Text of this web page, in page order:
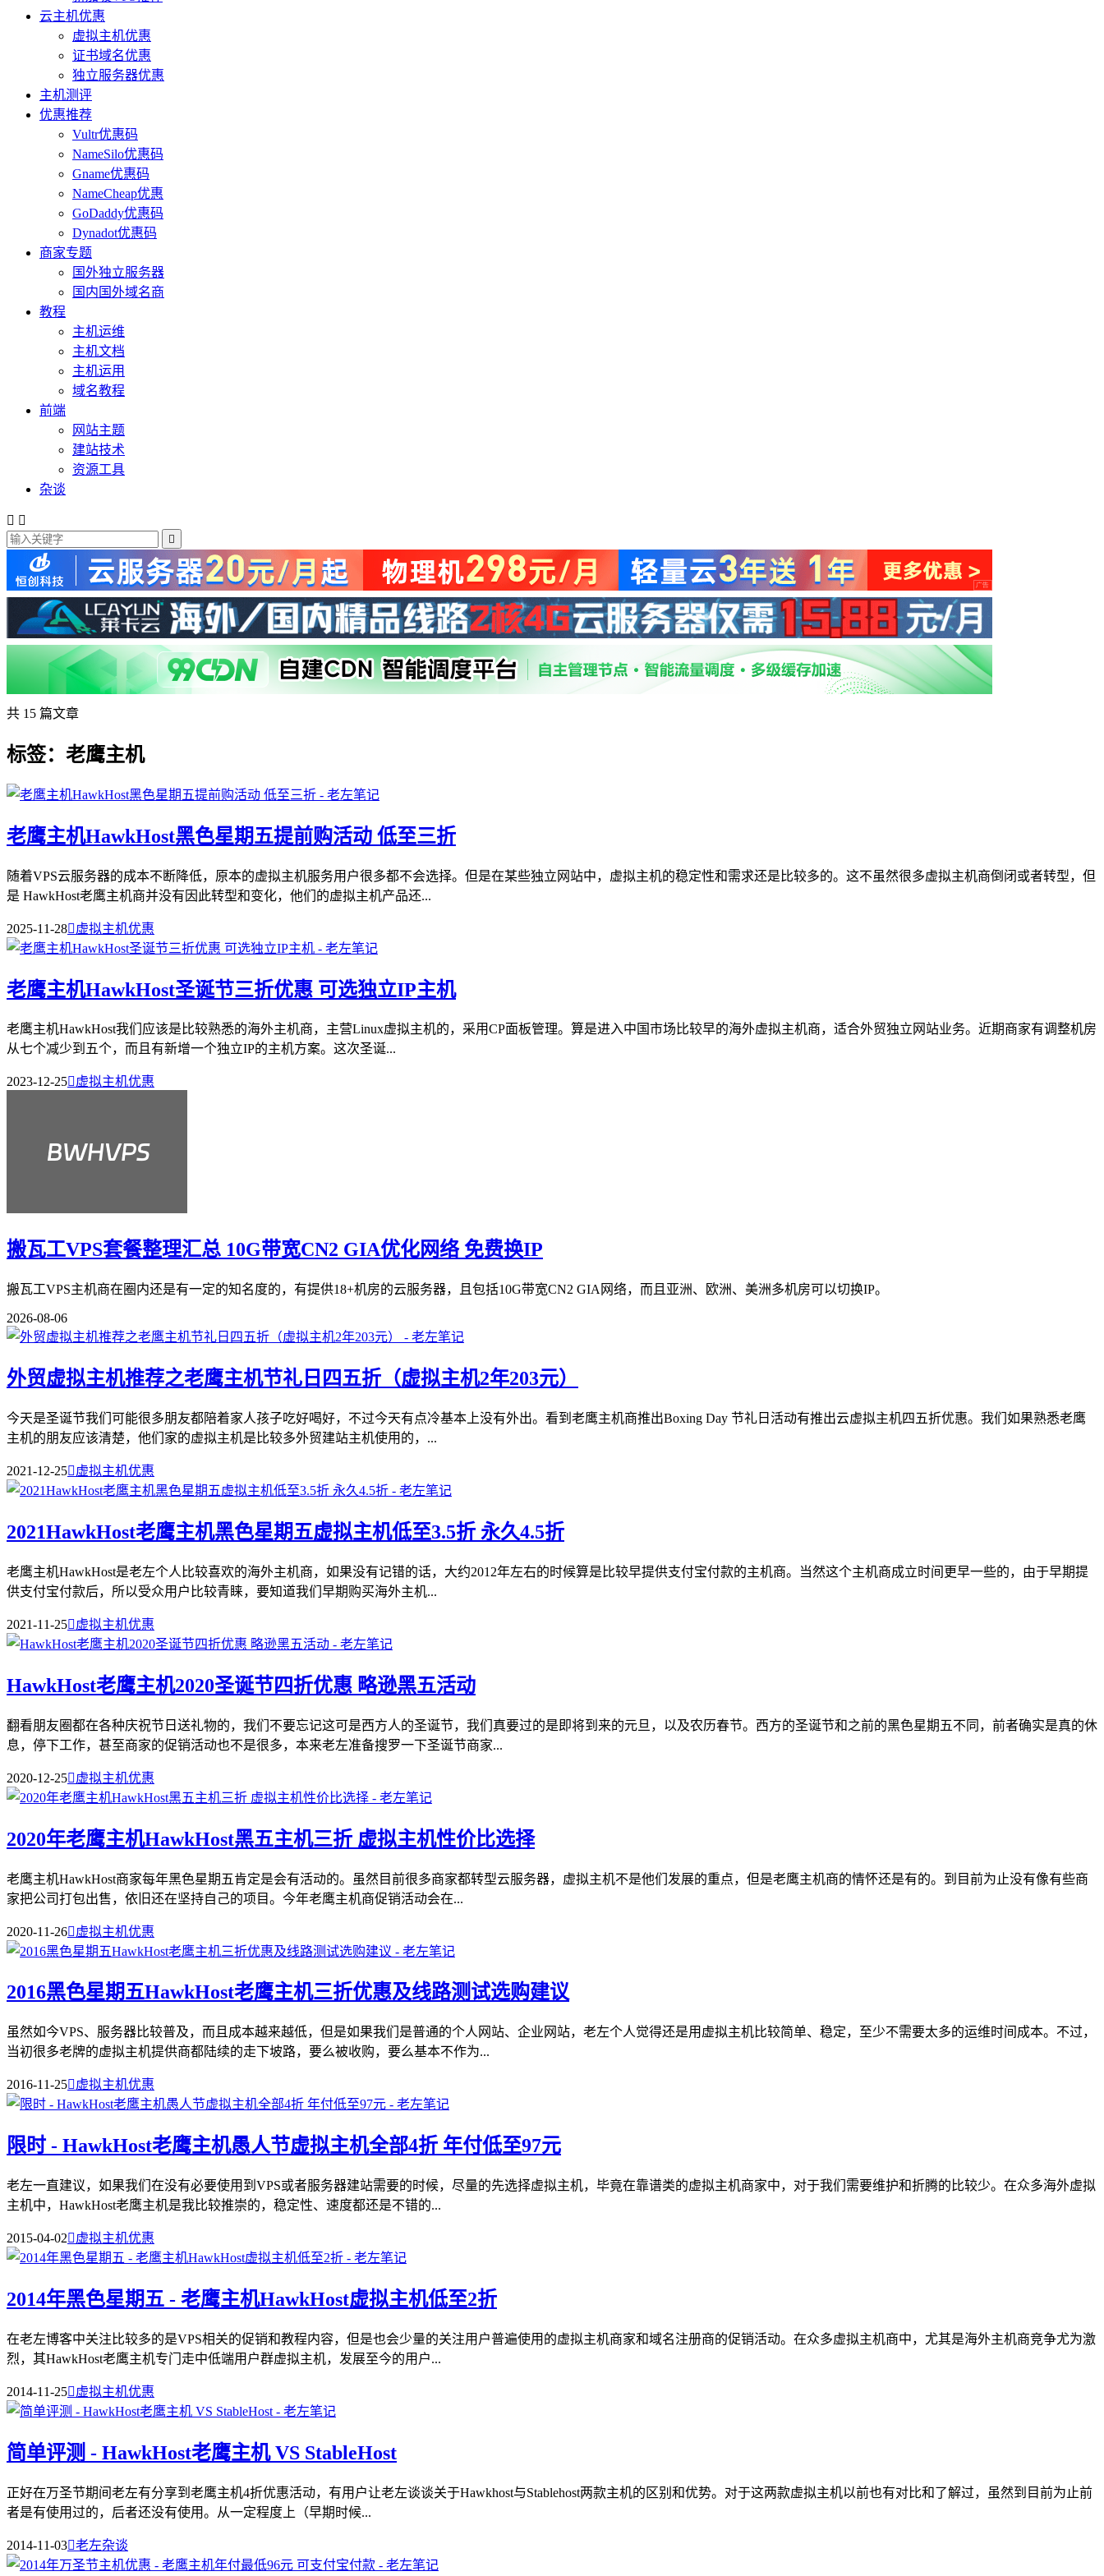
云主机优惠
虚拟主机优惠
证书域名优惠
独立服务器优惠
主机测评
优惠推荐
Vultr优惠码
NameSilo优惠码
Gname优惠码
NameCheap优惠
GoDaddy优惠码
Dynadot优惠码
商家专题
国外独立服务器
国内国外域名商
教程
主机运维
主机文档
主机运用
域名教程
前端
网站主题
建站技术
资源工具
杂谈
 

共 15 篇文章
标签：老鹰主机
老鹰主机HawkHost黑色星期五提前购活动 低至三折
随着VPS云服务器的成本不断降低，原本的虚拟主机服务用户很多都不会选择。但是在某些独立网站中，虚拟主机的稳定性和需求还是比较多的。这不虽然很多虚拟主机商倒闭或者转型，但
是 HawkHost老鹰主机商并没有因此转型和变化，他们的虚拟主机产品还...
2025-11-28虚拟主机优惠
老鹰主机HawkHost圣诞节三折优惠 可选独立IP主机
老鹰主机HawkHost我们应该是比较熟悉的海外主机商，主营Linux虚拟主机的，采用CP面板管理。算是进入中国市场比较早的海外虚拟主机商，适合外贸独立网站业务。近期商家有调整机房
从七个减少到五个，而且有新增一个独立IP的主机方案。这次圣诞...
2023-12-25虚拟主机优惠
搬瓦工VPS套餐整理汇总 10G带宽CN2 GIA优化网络 免费换IP
搬瓦工VPS主机商在圈内还是有一定的知名度的，有提供18+机房的云服务器，且包括10G带宽CN2 GIA网络，而且亚洲、欧洲、美洲多机房可以切换IP。
2026-08-06
外贸虚拟主机推荐之老鹰主机节礼日四五折（虚拟主机2年203元）
今天是圣诞节我们可能很多朋友都陪着家人孩子吃好喝好，不过今天有点冷基本上没有外出。看到老鹰主机商推出Boxing Day 节礼日活动有推出云虚拟主机四五折优惠。我们如果熟悉老鹰
主机的朋友应该清楚，他们家的虚拟主机是比较多外贸建站主机使用的，...
2021-12-25虚拟主机优惠
2021HawkHost老鹰主机黑色星期五虚拟主机低至3.5折 永久4.5折
老鹰主机HawkHost是老左个人比较喜欢的海外主机商，如果没有记错的话，大约2012年左右的时候算是比较早提供支付宝付款的主机商。当然这个主机商成立时间更早一些的，由于早期提
供支付宝付款后，所以受众用户比较青睐，要知道我们早期购买海外主机...
2021-11-25虚拟主机优惠
HawkHost老鹰主机2020圣诞节四折优惠 略逊黑五活动
翻看朋友圈都在各种庆祝节日送礼物的，我们不要忘记这可是西方人的圣诞节，我们真要过的是即将到来的元旦，以及农历春节。西方的圣诞节和之前的黑色星期五不同，前者确实是真的休
息，停下工作，甚至商家的促销活动也不是很多，本来老左准备搜罗一下圣诞节商家...
2020-12-25虚拟主机优惠
2020年老鹰主机HawkHost黑五主机三折 虚拟主机性价比选择
老鹰主机HawkHost商家每年黑色星期五肯定是会有活动的。虽然目前很多商家都转型云服务器，虚拟主机不是他们发展的重点，但是老鹰主机商的情怀还是有的。到目前为止没有像有些商
家把公司打包出售，依旧还在坚持自己的项目。今年老鹰主机商促销活动会在...
2020-11-26虚拟主机优惠
2016黑色星期五HawkHost老鹰主机三折优惠及线路测试选购建议
虽然如今VPS、服务器比较普及，而且成本越来越低，但是如果我们是普通的个人网站、企业网站，老左个人觉得还是用虚拟主机比较简单、稳定，至少不需要太多的运维时间成本。不过，
当初很多老牌的虚拟主机提供商都陆续的走下坡路，要么被收购，要么基本不作为...
2016-11-25虚拟主机优惠
限时 - HawkHost老鹰主机愚人节虚拟主机全部4折 年付低至97元
老左一直建议，如果我们在没有必要使用到VPS或者服务器建站需要的时候，尽量的先选择虚拟主机，毕竟在靠谱类的虚拟主机商家中，对于我们需要维护和折腾的比较少。在众多海外虚拟
主机中，HawkHost老鹰主机是我比较推崇的，稳定性、速度都还是不错的...
2015-04-02虚拟主机优惠
2014年黑色星期五 - 老鹰主机HawkHost虚拟主机低至2折
在老左博客中关注比较多的是VPS相关的促销和教程内容，但是也会少量的关注用户普遍使用的虚拟主机商家和域名注册商的促销活动。在众多虚拟主机商中，尤其是海外主机商竞争尤为激
烈，其HawkHost老鹰主机专门走中低端用户群虚拟主机，发展至今的用户...
2014-11-25虚拟主机优惠
简单评测 - HawkHost老鹰主机 VS StableHost
正好在万圣节期间老左有分享到老鹰主机4折优惠活动，有用户让老左谈谈关于Hawkhost与Stablehost两款主机的区别和优势。对于这两款虚拟主机以前也有对比和了解过，虽然到目前为止前
者是有使用过的，后者还没有使用。从一定程度上（早期时候...
2014-11-03老左杂谈